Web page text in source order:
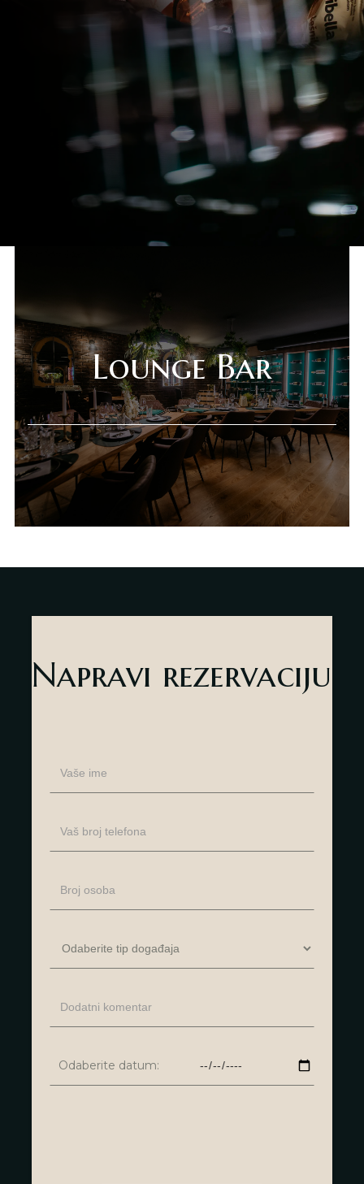
O nama
Deli Market
Lounge Bar
Lounge Bar
Napravi rezervaciju
Odaberite datum: